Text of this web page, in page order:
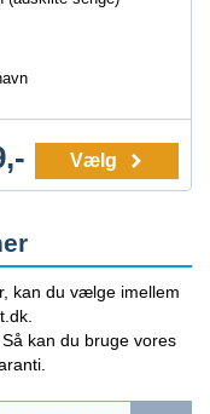
Vælg
kan du vælge imellem
kan du bruge vores